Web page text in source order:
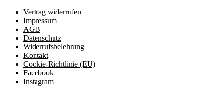
Vertrag widerrufen
Impressum
AGB
Datenschutz
Widerrufsbelehrung
Kontakt
Cookie-Richtlinie (EU)
Facebook
Instagram